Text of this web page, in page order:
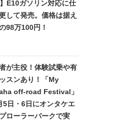
E10ガソリン対応に仕
して発売。価格は据え
98万100円！
が主役！体験試乗や有
スンあり！「My
off-road Festival」
5日・6日にオンタケエ
ローラーパークで実